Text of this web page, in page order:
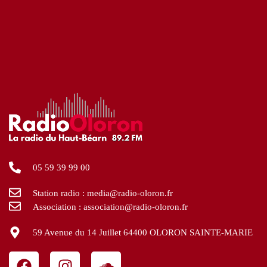
05 59 39 99 00
Station radio : media@radio-oloron.fr
Association : association@radio-oloron.fr
59 Avenue du 14 Juillet 64400 OLORON SAINTE-MARIE